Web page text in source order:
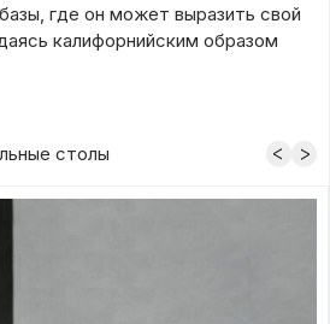
где он может выразить свой
калифорнийским образом
столы